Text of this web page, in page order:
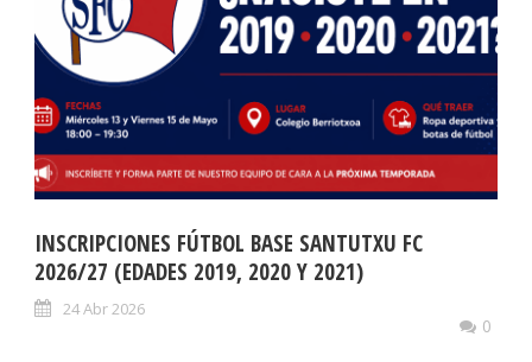
INSCRIPCIONES FÚTBOL BASE SANTUTXU FC
2026/27 (EDADES 2019, 2020 Y 2021)
24 Abr 2026
0